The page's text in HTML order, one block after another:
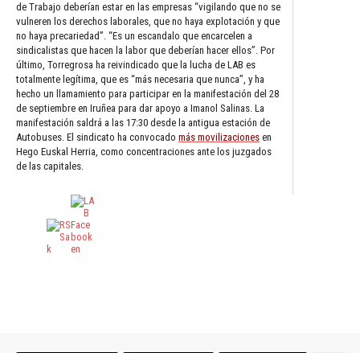
de Trabajo deberían estar en las empresas “vigilando que no se
vulneren los derechos laborales, que no haya explotación y que
no haya precariedad”. “Es un escandalo que encarcelen a
sindicalistas que hacen la labor que deberían hacer ellos”. Por
último, Torregrosa ha reivindicado que la lucha de LAB es
totalmente legítima, que es “más necesaria que nunca”, y ha
hecho un llamamiento para participar en la manifestación del 28
de septiembre en Iruñea para dar apoyo a Imanol Salinas. La
manifestación saldrá a las 17:30 desde la antigua estación de
Autobuses. El sindicato ha convocado más movilizaciones en
Hego Euskal Herria, como concentraciones ante los juzgados
de las capitales.